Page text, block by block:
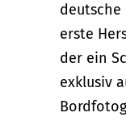
erste
der ein
exklusiv